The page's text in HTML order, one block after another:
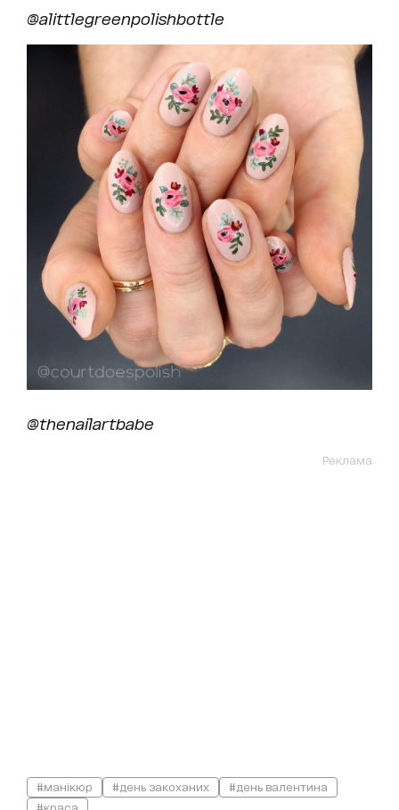
@alittlegreenpolishbottle
@thenailartbabe
Реклама
#манікюр #день закоханих
#день валентина
#краса